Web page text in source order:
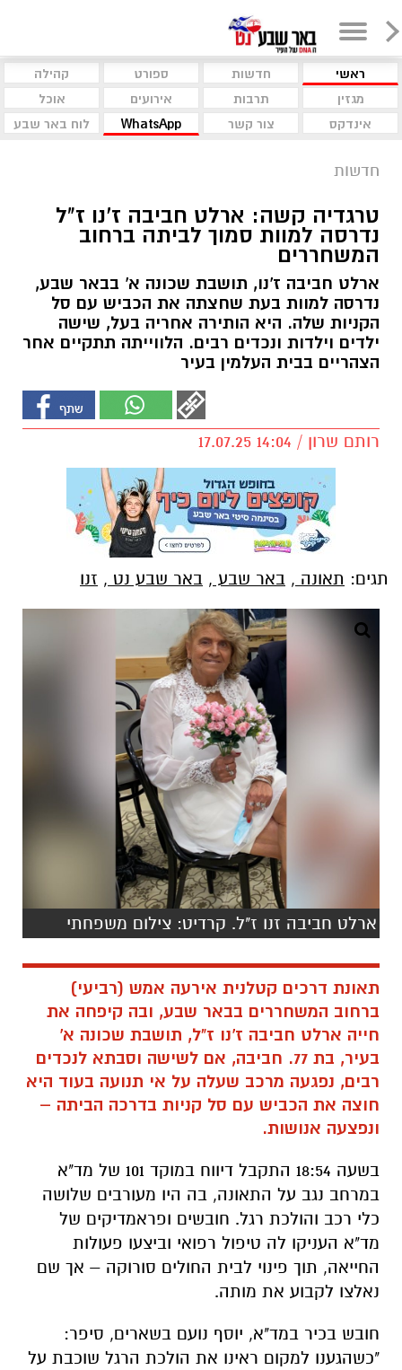
ראשי חדשות ספורט
קהילה
מגזין
תרבות אירועים
אוכל
אינדקס
צור קשר WhatsApp לוח באר שבע
חדשות
טרגדיה קשה: ארלט חביבה ז'נו ז"ל
נדרסה למוות סמוך לביתה ברחוב
המשחררים
ארלט חביבה ז'נו, תושבת שכונה א' בבאר שבע,
נדרסה למוות בעת שחצתה את הכביש עם סל
הקניות שלה. היא הותירה אחריה בעל, שישה
ילדים וילדות ונכדים רבים. הלווייתה תתקיים אחר
הצהריים בבית העלמין בעיר
רותם שרון / 14:04 17.07.25
תגים: תאונה , באר שבע , באר שבע נט , זנו
ארלט חביבה זנו ז"ל. קרדיט: צילום משפחתי
תאונת דרכים קטלנית אירעה אמש (רביעי)
ברחוב המשחררים בבאר שבע, ובה קיפחה את
חייה ארלט חביבה ז'נו ז"ל, תושבת שכונה א'
בעיר, בת 77. חביבה, אם לשישה וסבתא לנכדים
רבים, נפגעה מרכב שעלה על אי תנועה בעוד היא
חוצה את הכביש עם סל קניות בדרכה הביתה –
ונפצעה אנושות.
בשעה 18:54 התקבל דיווח במוקד 101 של מד"א
במרחב נגב על התאונה, בה היו מעורבים שלושה
כלי רכב והולכת רגל. חובשים ופראמדיקים של
מד"א העניקו לה טיפול רפואי וביצעו פעולות
החייאה, תוך פינוי לבית החולים סורוקה – אך שם
נאלצו לקבוע את מותה.
חובש בכיר במד"א, יוסף נועם בשארים, סיפר:
"כשהגענו למקום ראינו את הולכת הרגל שוכבת על